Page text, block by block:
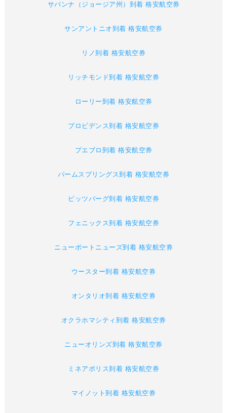
サバンナ（ジョージア州）到着 格安航空券
サンアントニオ到着 格安航空券
リノ到着 格安航空券
リッチモンド到着 格安航空券
ローリー到着 格安航空券
プロビデンス到着 格安航空券
プエブロ到着 格安航空券
パームスプリングス到着 格安航空券
ピッツバーグ到着 格安航空券
フェニックス到着 格安航空券
ニューポートニューズ到着 格安航空券
ウースター到着 格安航空券
オンタリオ到着 格安航空券
オクラホマシティ到着 格安航空券
ニューオリンズ到着 格安航空券
ミネアポリス到着 格安航空券
マイノット到着 格安航空券